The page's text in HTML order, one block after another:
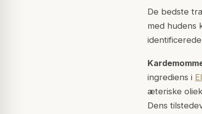
De bedste
med hudens
ingrediens i
æteriske
Dens